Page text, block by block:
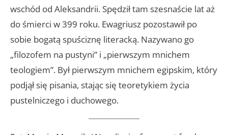
wschód od Aleksandrii. Spędził tam szesnaście lat aż
do śmierci w 399 roku. Ewagriusz pozostawił po
sobie bogatą spuściznę literacką. Nazywano go
„filozofem na pustyni” i „pierwszym mnichem
teologiem”. Był pierwszym mnichem egipskim, który
podjął się pisania, stając się teoretykiem życia
pustelniczego i duchowego.